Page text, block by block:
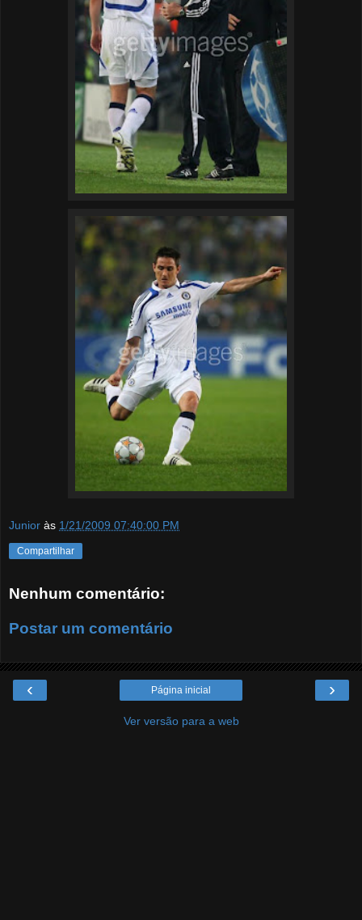
Junior às 1/21/2009 07:40:00 PM
Compartilhar
Nenhum comentário:
Postar um comentário
‹ ›
Página inicial
Ver versão para a web